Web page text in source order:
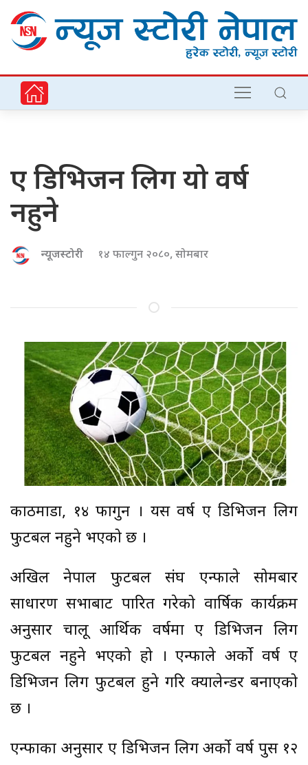
ए डिभिजन लिग यो वर्ष
नहुने
न्यूजस्टोरी १४ फाल्गुन २०८०, सोमबार
काठमाडौं, १४ फागुन । यस वर्ष ए डिभिजन लिग
फुटबल नहुने भएको छ ।
अखिल नेपाल फुटबल संघ एन्फाले सोमबार
साधारण सभाबाट पारित गरेको वार्षिक कार्यक्रम
अनुसार चालू आर्थिक वर्षमा ए डिभिजन लिग
फुटबल नहुने भएको हो । एन्फाले अर्को वर्ष ए
डिभिजन लिग फुटबल हुने गरि क्यालेन्डर बनाएको
छ ।
एन्फाका अनुसार ए डिभिजन लिग अर्को वर्ष पुस १२